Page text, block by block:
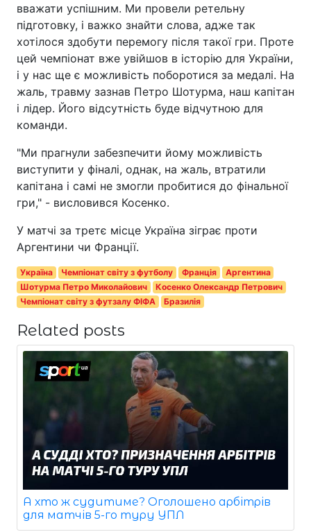
вважати успішним. Ми провели ретельну
підготовку, і важко знайти слова, адже так
хотілося здобути перемогу після такої гри. Проте
цей чемпіонат вже увійшов в історію для України,
і у нас ще є можливість поборотися за медалі. На
жаль, травму зазнав Петро Шотурма, наш капітан
і лідер. Його відсутність буде відчутною для
команди.
"Ми прагнули забезпечити йому можливість
виступити у фіналі, однак, на жаль, втратили
капітана і самі не змогли пробитися до фінальної
гри," - висловився Косенко.
У матчі за третє місце Україна зіграє проти
Аргентини чи Франції.
Україна Чемпіонат світу з футболу Франція
Аргентина
Шотурма Петро Миколайович
Косенко Олександр Петрович
Чемпіонат світу з футзалу ФІФА
Бразилія
Related posts
А хто ж судитиме? Оголошено арбітрів
для матчів 5-го туру УПЛ